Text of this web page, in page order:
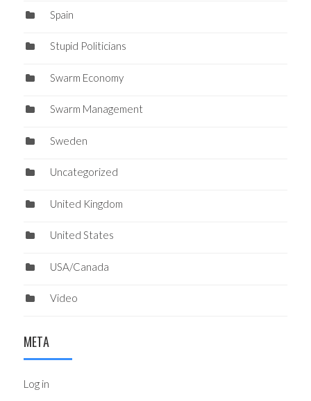
Spain
Stupid Politicians
Swarm Economy
Swarm Management
Sweden
Uncategorized
United Kingdom
United States
USA/Canada
Video
META
Log in